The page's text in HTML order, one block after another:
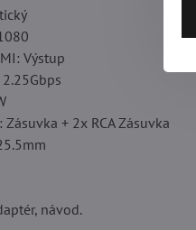
Výstup
+ 2x RCA Zásuvka
návod.